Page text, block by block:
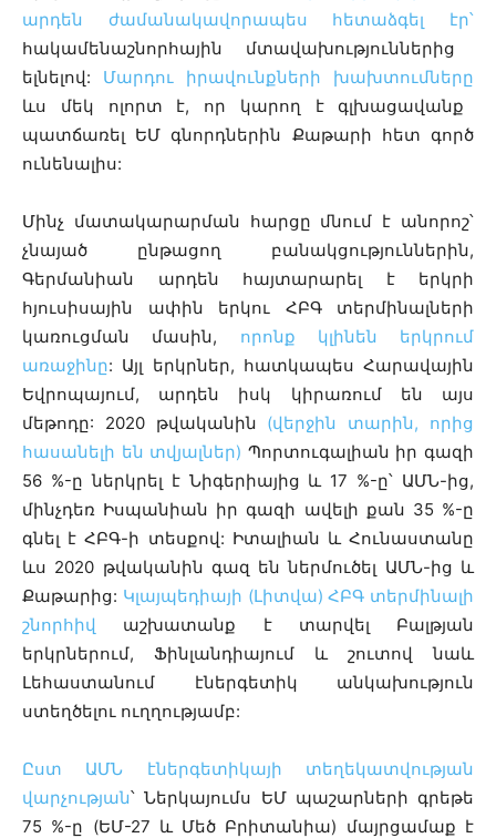
արդեն ժամանակավորապես հետաձգել էր՝
հակամենաշնորհային մտավախություններից
ելնելով: Մարդու իրավունքների խախտումները
ևս մեկ ոլորտ է, որ կարող է գլխացավանք
պատճառել ԵՄ գնորդներին Քաթարի հետ գործ
ունենալիս:
Մինչ մատակարարման հարցը մնում է անորոշ՝
չնայած ընթացող բանակցություններին,
Գերմանիան արդեն հայտարարել է երկրի
հյուսիսային ափին երկու ՀԲԳ տերմինալների
կառուցման մասին, որոնք կլինեն երկրում
առաջինը: Այլ երկրներ, հատկապես Հարավային
Եվրոպայում, արդեն իսկ կիրառում են այս
մեթոդը: 2020 թվականին (վերջին տարին, որից
հասանելի են տվյալներ) Պորտուգալիան իր գազի
56 %-ը ներկրել է Նիգերիայից և 17 %-ը՝ ԱՄՆ-ից,
մինչդեռ Իսպանիան իր գազի ավելի քան 35 %-ը
գնել է ՀԲԳ-ի տեսքով: Իտալիան և Հունաստանը
ևս 2020 թվականին գազ են ներմուծել ԱՄՆ-ից և
Քաթարից: Կլայպեդիայի (Լիտվա) ՀԲԳ տերմինալի
շնորհիվ աշխատանք է տարվել Բալթյան
երկրներում, Ֆինլանդիայում և շուտով նաև
Լեհաստանում էներգետիկ անկախություն
ստեղծելու ուղղությամբ:
Ըստ ԱՄՆ էներգետիկայի տեղեկատվության
վարչության՝ Ներկայումս ԵՄ պաշարների գրեթե
75 %-ը (ԵՄ-27 և Մեծ Բրիտանիա) մայրցամաք է